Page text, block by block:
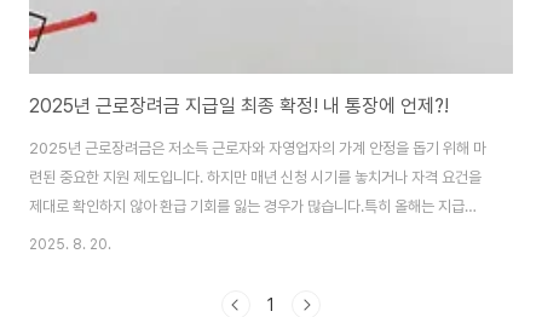
2025년 근로장려금 지급일 최종 확정! 내 통장에 언제?!
2025년 근로장려금은 저소득 근로자와 자영업자의 가계 안정을 돕기 위해 마
련된 중요한 지원 제도입니다. 하지만 매년 신청 시기를 놓치거나 자격 요건을
제대로 확인하지 않아 환급 기회를 잃는 경우가 많습니다.특히 올해는 지급일
과 신청 절차가 일부 조정되면서 더욱 꼼꼼한 확인이 필요합니다. 2025 근로
해 드리니, 끝까지 읽고 반드시 신청 기회를 챙기시길 바랍니다.근로장려금 지
2025. 8. 20.
1